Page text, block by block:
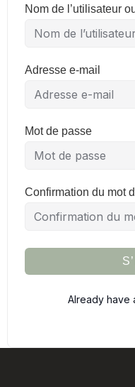
Nom de l’utilisateur
Adresse e-mail
Mot de passe
Confirmation du mot
Already have